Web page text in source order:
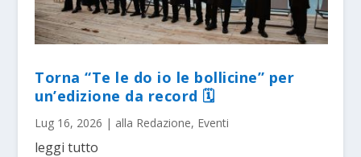
Torna “Te le do io le bollicine” per
un’edizione da record 🗓
Lug 16, 2026 | alla Redazione, Eventi
leggi tutto